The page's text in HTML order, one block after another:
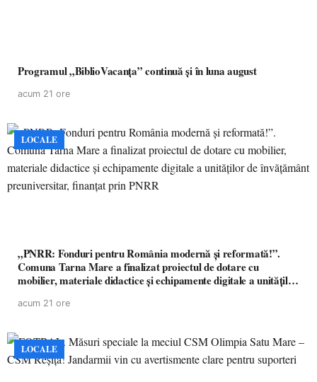
Programul „BiblioVacanța” continuă și în luna august
acum 21 ore
LOCALE
„PNRR: Fonduri pentru România modernă și reformată!”.
Comuna Tarna Mare a finalizat proiectul de dotare cu
mobilier, materiale didactice și echipamente digitale a unităților
acum 21 ore
LOCALE